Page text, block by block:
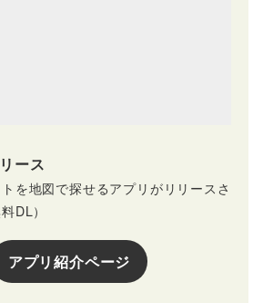
ース
を地図で探せるアプリがリリースさ
DL）
アプリ紹介ページ